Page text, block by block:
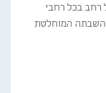
רחב בכל רחבי
המוחלטת